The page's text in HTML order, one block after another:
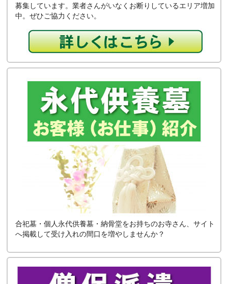
募集しています。業者さんがいなくお断りしているエリア増加
中。ぜひご協力ください。
合祀墓・個人永代供養墓・納骨堂をお持ちのお寺さん、サイト
へ掲載して受け入れの間口を増やしませんか？